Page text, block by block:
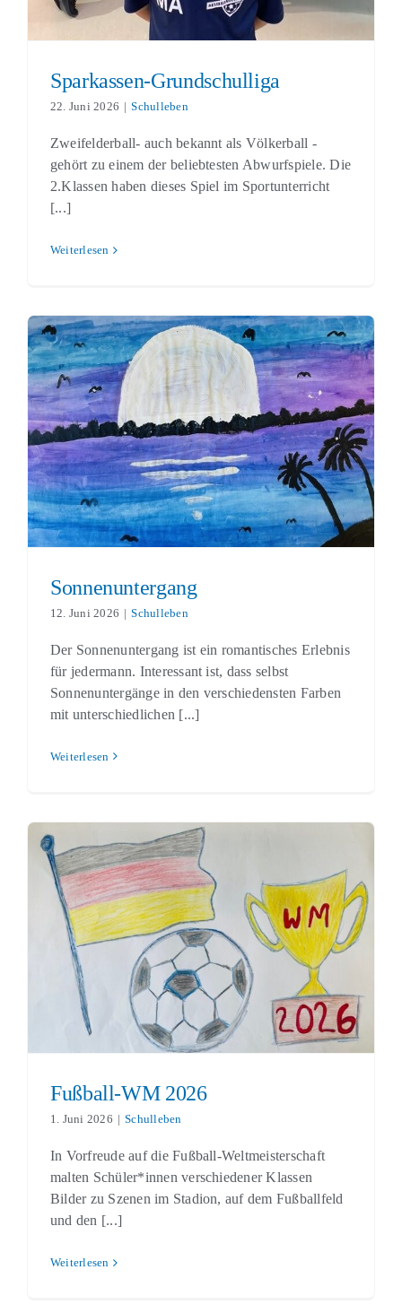
Sparkassen-Grundschulliga
22. Juni 2026 | Schulleben
Zweifelderball- auch bekannt als Völkerball -
gehört zu einem der beliebtesten Abwurfspiele. Die
2.Klassen haben dieses Spiel im Sportunterricht
[...]
Weiterlesen
Sonnenuntergang
Schulleben
Sonnenuntergang
12. Juni 2026 | Schulleben
Der Sonnenuntergang ist ein romantisches Erlebnis
für jedermann. Interessant ist, dass selbst
Sonnenuntergänge in den verschiedensten Farben
mit unterschiedlichen [...]
Weiterlesen
Fußball-WM 2026
Schulleben
Fußball-WM 2026
1. Juni 2026 | Schulleben
In Vorfreude auf die Fußball-Weltmeisterschaft
malten Schüler*innen verschiedener Klassen
Bilder zu Szenen im Stadion, auf dem Fußballfeld
und den [...]
Weiterlesen